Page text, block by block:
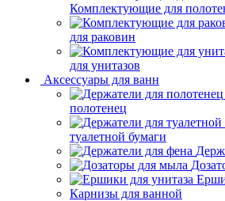
Комплектующие для
для раковин
для унитазов
Аксессуары для ванн
полотенец
туалетной бумаги
Карнизы для ванной